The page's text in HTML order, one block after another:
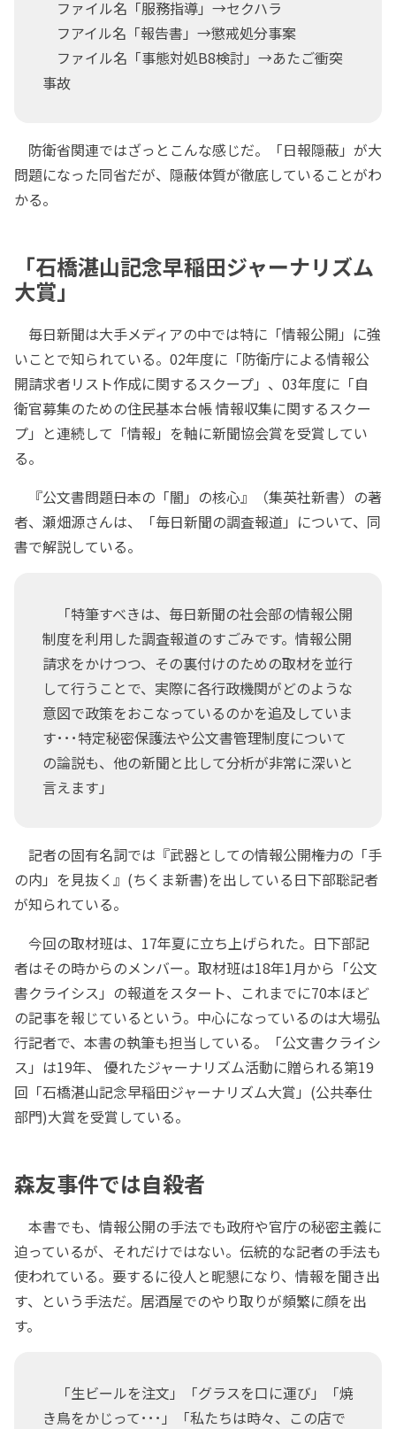
ファイル名「服務指導」→セクハラ
フアイル名「報告書」→懲戒処分事案
ファイル名「事態対処B8検討」→あたご衝突
事故
防衛省関連ではざっとこんな感じだ。「日報隠蔽」が大
問題になった同省だが、隠蔽体質が徹底していることがわ
かる。
「石橋湛山記念早稲田ジャーナリズム
大賞」
毎日新聞は大手メディアの中では特に「情報公開」に強
いことで知られている。02年度に「防衛庁による情報公
開請求者リスト作成に関するスクープ」、03年度に「自
衛官募集のための住民基本台帳 情報収集に関するスクー
プ」と連続して「情報」を軸に新聞協会賞を受賞してい
る。
『公文書問題――日本の「闇」の核心』（集英社新書）の著
者、瀬畑源さんは、「毎日新聞の調査報道」について、同
書で解説している。
「特筆すべきは、毎日新聞の社会部の情報公開
制度を利用した調査報道のすごみです。情報公開
請求をかけつつ、その裏付けのための取材を並行
して行うことで、実際に各行政機関がどのような
意図で政策をおこなっているのかを追及していま
す･･･特定秘密保護法や公文書管理制度について
の論説も、他の新聞と比して分析が非常に深いと
言えます」
記者の固有名詞では『武器としての情報公開――権力の「手
の内」を見抜く』(ちくま新書)を出している日下部聡記者
が知られている。
今回の取材班は、17年夏に立ち上げられた。日下部記
者はその時からのメンバー。取材班は18年1月から「公文
書クライシス」の報道をスタート、これまでに70本ほど
の記事を報じているという。中心になっているのは大場弘
行記者で、本書の執筆も担当している。「公文書クライシ
ス」は19年、 優れたジャーナリズム活動に贈られる第19
回「石橋湛山記念早稲田ジャーナリズム大賞」(公共奉仕
部門)大賞を受賞している。
森友事件では自殺者
本書でも、情報公開の手法でも政府や官庁の秘密主義に
迫っているが、それだけではない。伝統的な記者の手法も
使われている。要するに役人と昵懇になり、情報を聞き出
す、という手法だ。居酒屋でのやり取りが頻繁に顔を出
す。
「生ビールを注文」「グラスを口に運び」「焼
き鳥をかじって･･･」「私たちは時々、この店で